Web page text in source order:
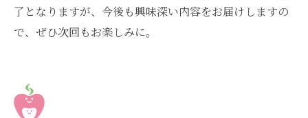
了となりますが、今後も興味深い内容をお届けしますの
で、ぜひ次回もお楽しみに。